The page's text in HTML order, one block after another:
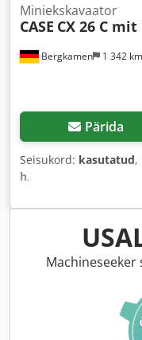
Bergkamen 1 342 km
Miniekskavaator
CASE CX 26 C
Pärida
Seisukord: kasutatud,
h,